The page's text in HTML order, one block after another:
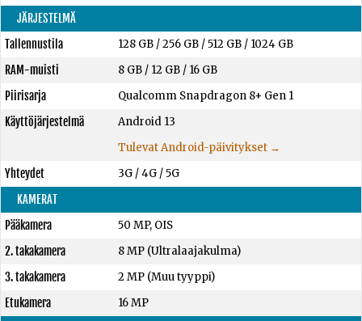
JÄRJESTELMÄ
Tallennustila
128 GB/256 GB/512 GB/ 1024 GB
RAM-muisti
8 GB/ 12 GB/ 16 GB
Piirisarja
Qualcomm Snapdragon 8+ Gen 1
Käyttöjärjestelmä
Android 13
Tulevat Android-päivitykset →
Yhteydet
3G / 4G / 5G
KAMERAT
Pääkamera
50 MP, OIS
2. takakamera
8 MP (Ultralaajakulma)
3. takakamera
2 MP (Muu tyyppi)
Etukamera
16 MP